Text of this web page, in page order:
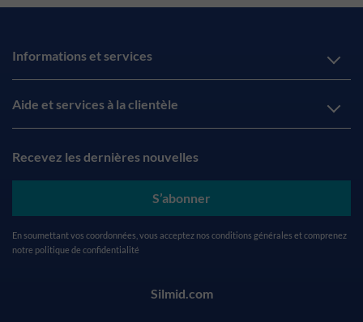
Informations et services
Aide et services à la clientèle
Recevez les dernières nouvelles
S’abonner
En soumettant vos coordonnées, vous acceptez nos conditions générales et comprenez
notre politique de confidentialité
Silmid.com